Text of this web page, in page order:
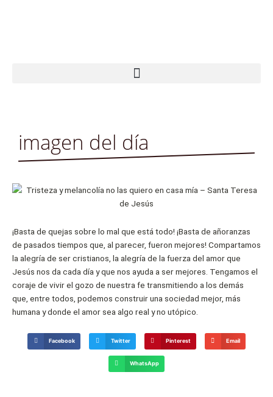
imagen del día
¡Basta de quejas sobre lo mal que está todo! ¡Basta de añoranzas
de pasados tiempos que, al parecer, fueron mejores! Compartamos
la alegría de ser cristianos, la alegría de la fuerza del amor que
Jesús nos da cada día y que nos ayuda a ser mejores. Tengamos el
coraje de vivir el gozo de nuestra fe transmitiendo a los demás
que, entre todos, podemos construir una sociedad mejor, más
humana y donde el amor sea algo real y no utópico.
Facebook Twitter Pinterest Email
WhatsApp